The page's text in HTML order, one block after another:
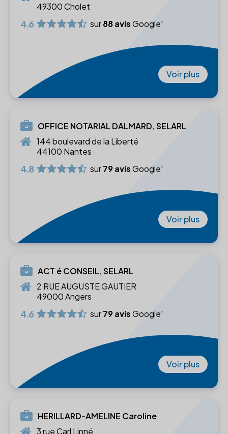
49300 Cholet
4.6 sur88 avisGoogle
Voir plus
OFFICE NOTARIAL DALMARD, SELARL
144 boulevard de la Liberté
44100 Nantes
4.8 sur79 avisGoogle
Voir plus
ACT é CONSEIL, SELARL
2 RUE AUGUSTE GAUTIER
49000 Angers
4.6 sur79 avisGoogle
Voir plus
HERILLARD-AMELINE Caroline
3 rue Carl Linné